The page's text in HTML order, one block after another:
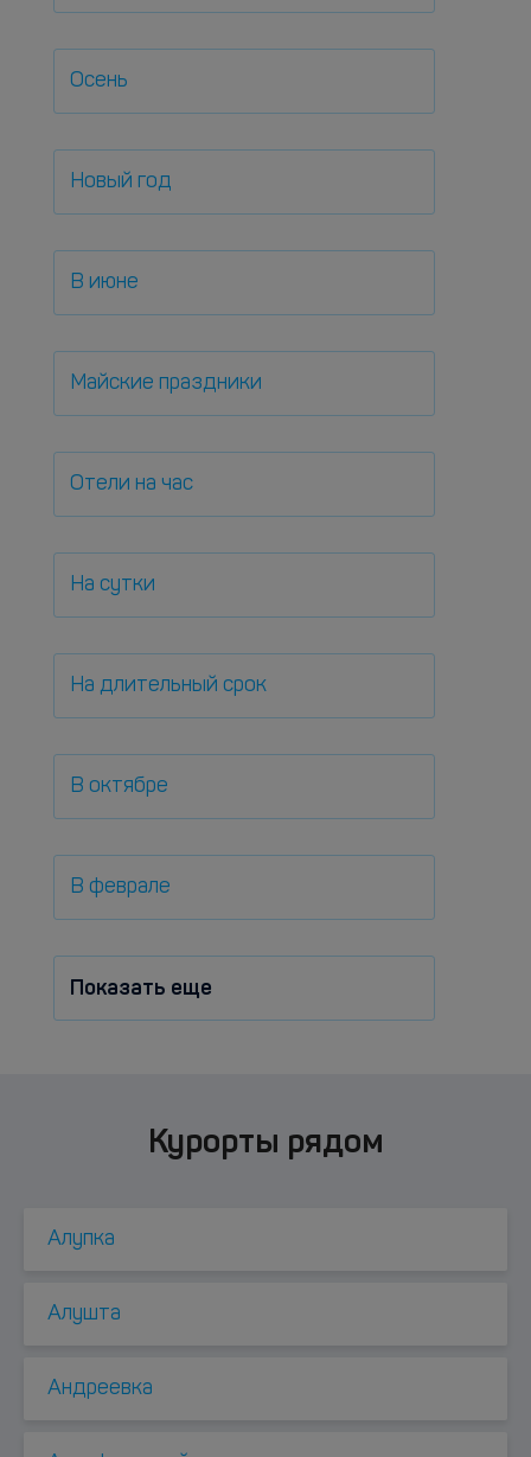
Осень
Новый год
В июне
Майские праздники
Отели на час
На сутки
На длительный срок
В октябре
В феврале
Показать еще
Курорты рядом
Алупка
Алушта
Андреевка